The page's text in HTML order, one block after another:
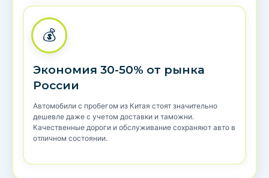
💰
Экономия 30-50% от рынка
России
Автомобили с пробегом из Китая стоят значительно
дешевле даже с учетом доставки и таможни.
Качественные дороги и обслуживание сохраняют авто в
отличном состоянии.